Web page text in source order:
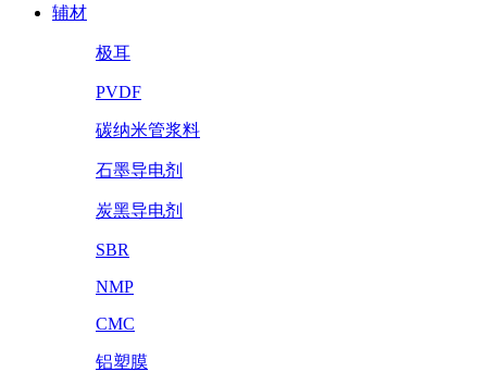
辅材
极耳
PVDF
碳纳米管浆料
石墨导电剂
炭黑导电剂
SBR
NMP
CMC
铝塑膜